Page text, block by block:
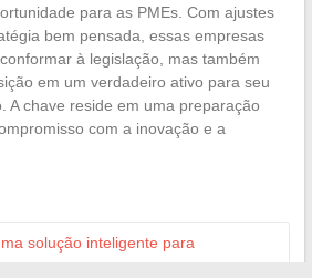
para as PMEs. Com ajustes
bem pensada, essas empresas
à legislação, mas também
em um verdadeiro ativo para seu
A chave reside em uma preparação
com a inovação e a
solução inteligente para